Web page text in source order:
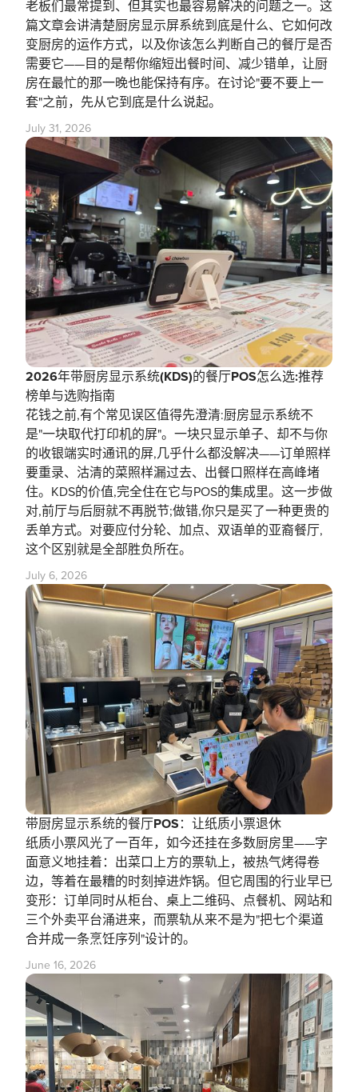
老板们最常提到、但其实也最容易解决的问题之一。这
篇文章会讲清楚厨房显示屏系统到底是什么、它如何改
变厨房的运作方式，以及你该怎么判断自己的餐厅是否
需要它——目的是帮你缩短出餐时间、减少错单，让厨
房在最忙的那一晚也能保持有序。在讨论"要不要上一
套"之前，先从它到底是什么说起。
July 31, 2026
2026年带厨房显示系统(KDS)的餐厅POS怎么选:推荐
榜单与选购指南
花钱之前,有个常见误区值得先澄清:厨房显示系统不
是"一块取代打印机的屏"。一块只显示单子、却不与你
的收银端实时通讯的屏,几乎什么都没解决——订单照样
要重录、沽清的菜照样漏过去、出餐口照样在高峰堵
住。KDS的价值,完全住在它与POS的集成里。这一步做
对,前厅与后厨就不再脱节;做错,你只是买了一种更贵的
丢单方式。对要应付分轮、加点、双语单的亚裔餐厅,
这个区别就是全部胜负所在。
July 6, 2026
带厨房显示系统的餐厅POS：让纸质小票退休
纸质小票风光了一百年，如今还挂在多数厨房里——字
面意义地挂着：出菜口上方的票轨上，被热气烤得卷
边，等着在最糟的时刻掉进炸锅。但它周围的行业早已
变形：订单同时从柜台、桌上二维码、点餐机、网站和
三个外卖平台涌进来，而票轨从来不是为"把七个渠道
合并成一条烹饪序列"设计的。
June 16, 2026